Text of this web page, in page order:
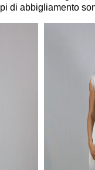
di abbigliamento